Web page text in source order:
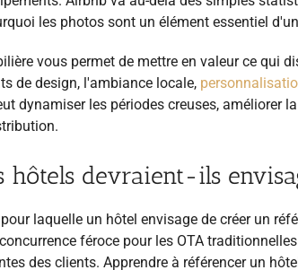
les photos sont un élément essentiel
vous permet de mettre en valeur ce qui
de design, l'ambiance locale,
dynamiser les périodes creuses, améliorer
hôtels devraient-ils
laquelle un hôtel envisage de créer un
féroce pour les OTA
des clients. Apprendre à référencer un